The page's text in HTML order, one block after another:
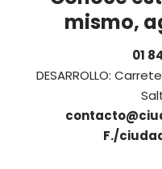
mismo,
01
DESARROLLO:
F./